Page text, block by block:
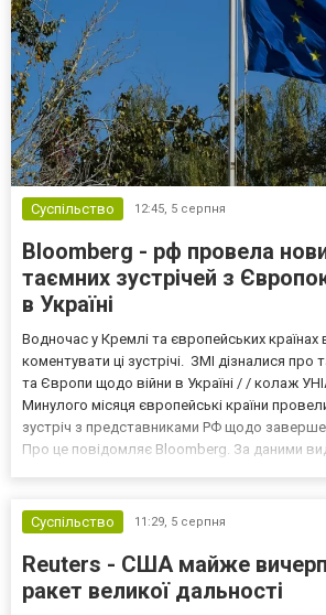
Суспільство 12:45, 5 серпня
Bloomberg - рф провела
таємних зустрічей з
в Україні
Водночас у Кремлі та європейських країнах
коментувати ці зустрічі. ЗМІ дізналися про
та Європи щодо війни в Україні / / колаж
Минулого місяця європейські країни
зустріч з представниками РФ щодо
Про це повідомляє Bloomberg. За даними
Суспільство
11:29, 5 серпня
Reuters - США майже
ракет великої дальності